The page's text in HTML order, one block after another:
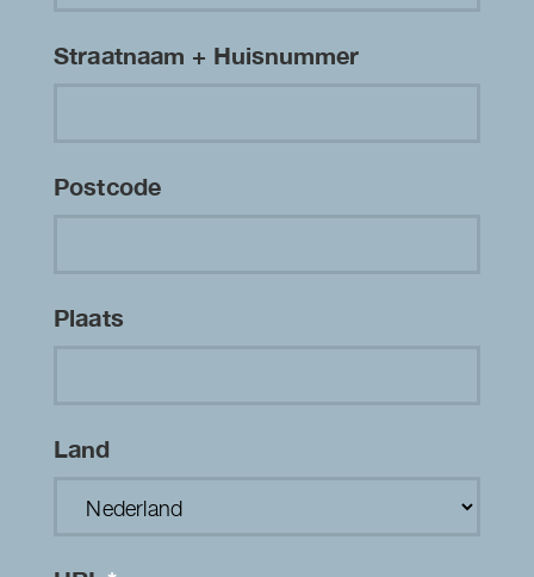
Straatnaam + Huisnummer
Postcode
Plaats
Land